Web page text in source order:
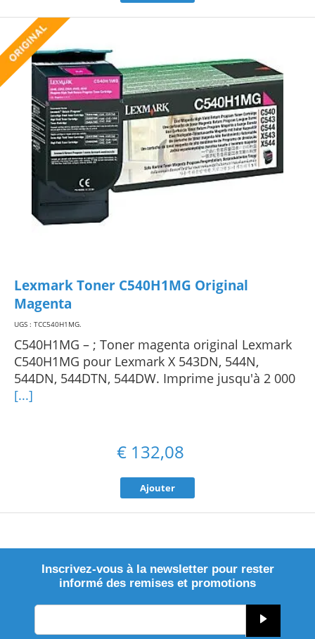
Lexmark Toner C540H1MG Original
Magenta
UGS : TCC540H1MG.
C540H1MG – ; Toner magenta original Lexmark
C540H1MG pour Lexmark X 543DN, 544N,
544DN, 544DTN, 544DW. Imprime jusqu'à 2 000
[...]
€ 132,08
Ajouter
Inscrivez-vous à la newsletter pour rester
informé des remises et promotions